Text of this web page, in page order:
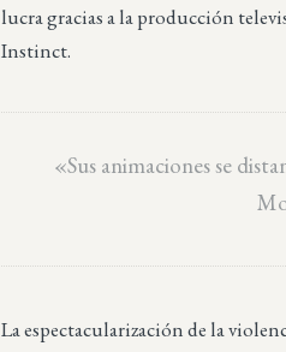
lucra gracias a la producción
Instinct.
«Sus animaciones se
La espectacularización de la